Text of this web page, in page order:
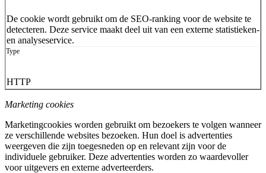
De cookie wordt gebruikt om de SEO-ranking voor de website te
detecteren. Deze service maakt deel uit van een externe statistieken-
en analyseservice.
HTTP
Marketing cookies
Marketingcookies worden gebruikt om bezoekers te volgen wanneer
ze verschillende websites bezoeken. Hun doel is advertenties
weergeven die zijn toegesneden op en relevant zijn voor de
individuele gebruiker. Deze advertenties worden zo waardevoller
voor uitgevers en externe adverteerders.